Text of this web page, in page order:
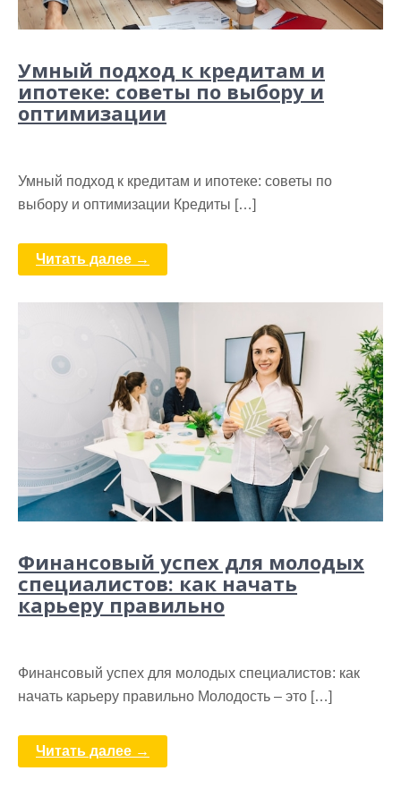
Умный подход к кредитам и
ипотеке: советы по выбору и
оптимизации
Умный подход к кредитам и ипотеке: советы по
выбору и оптимизации Кредиты […]
Читать далее →
Финансовый успех для молодых
специалистов: как начать
карьеру правильно
Финансовый успех для молодых специалистов: как
начать карьеру правильно Молодость – это […]
Читать далее →